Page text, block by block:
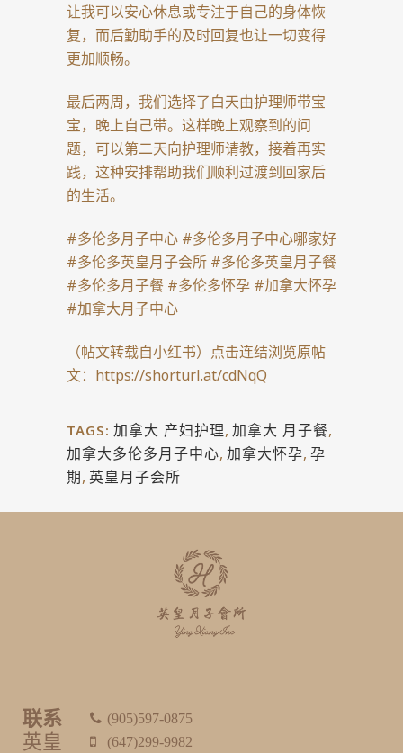
让我可以安心休息或专注于自己的身体恢
复，而后勤助手的及时回复也让一切变得
更加顺畅。
最后两周，我们选择了白天由护理师带宝
宝，晚上自己带。这样晚上观察到的问
题，可以第二天向护理师请教，接着再实
践，这种安排帮助我们顺利过渡到回家后
的生活。
#多伦多月子中心 #多伦多月子中心哪家好
#多伦多英皇月子会所 #多伦多英皇月子餐
#多伦多月子餐 #多伦多怀孕 #加拿大怀孕
#加拿大月子中心
（帖文转载自小红书）点击连结浏览原帖
文： https://shorturl.at/cdNqQ
TAGS: 加拿大 产妇护理, 加拿大 月子餐,
加拿大多伦多月子中心, 加拿大怀孕, 孕
期, 英皇月子会所
联系
英皇
(905)597-0875
(647)299-9982